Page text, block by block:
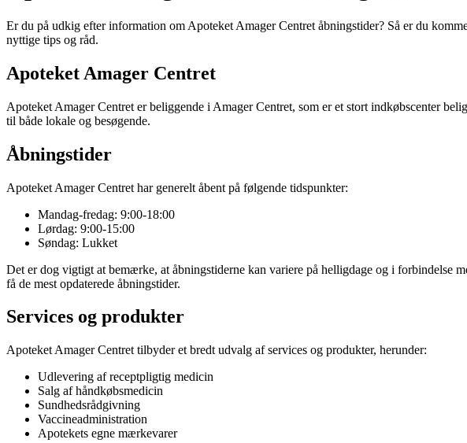
Er du på udkig efter information om Apoteket Amager Centret åbningstider? Så er du
nyttige tips og råd.
Apoteket Amager Centret
Apoteket Amager Centret er beliggende i Amager Centret, som er et stort indkøbscenter
til både lokale og besøgende.
Åbningstider
Apoteket Amager Centret har generelt åbent på følgende tidspunkter:
Mandag-fredag: 9:00-18:00
Lørdag: 9:00-15:00
Søndag: Lukket
Det er dog vigtigt at bemærke, at åbningstiderne kan variere på helligdage og i forbindelse
få de mest opdaterede åbningstider.
Services og produkter
Apoteket Amager Centret tilbyder et bredt udvalg af services og produkter, herunder:
Udlevering af receptpligtig medicin
Salg af håndkøbsmedicin
Sundhedsrådgivning
Vaccineadministration
Apotekets egne mærkevarer